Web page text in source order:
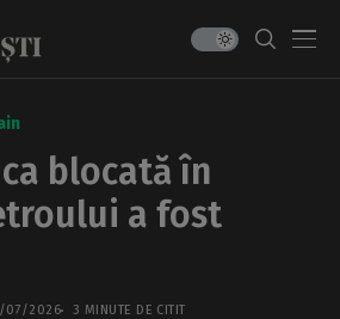
blocată în
a fost
07/2026 3 MINUTE DE CITIT